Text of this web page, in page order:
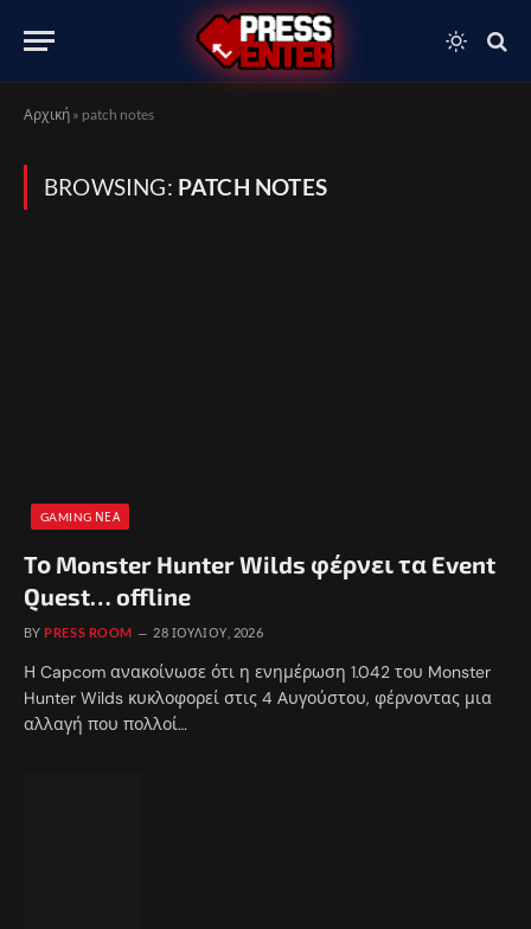
Αρχική » patch notes
BROWSING: PATCH NOTES
GAMING ΝΈΑ
Το Monster Hunter Wilds φέρνει τα Event
Quest… offline
BY PRESS ROOM 28 ΙΟΥΛΊΟΥ, 2026
Η Capcom ανακοίνωσε ότι η ενημέρωση 1.042 του Monster
Hunter Wilds κυκλοφορεί στις 4 Αυγούστου, φέρνοντας μια
αλλαγή που πολλοί…